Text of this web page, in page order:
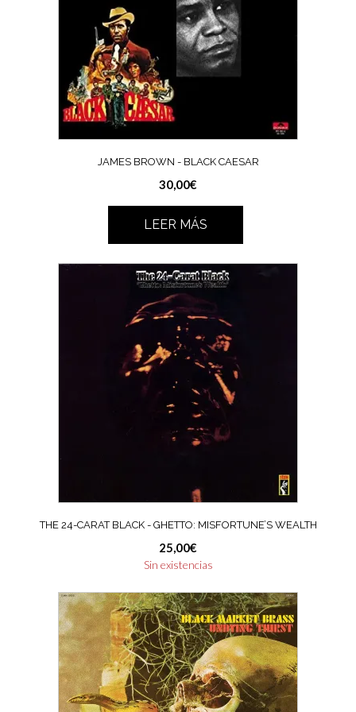
JAMES BROWN ‎- BLACK CAESAR
30,00€
LEER MÁS
THE 24-CARAT BLACK ‎- GHETTO: MISFORTUNE’S WEALTH
25,00€
Sin existencias